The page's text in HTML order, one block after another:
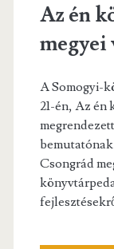
Az én
A Somogyi-
21-én, Az én
Csongrád